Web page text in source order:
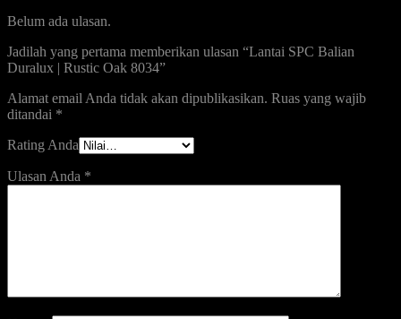
Belum ada ulasan.
Jadilah yang pertama memberikan ulasan “Lantai SPC Balian
Duralux | Rustic Oak 8034”
Alamat email Anda tidak akan dipublikasikan. Ruas yang wajib
ditandai *
Rating Anda
Ulasan Anda *